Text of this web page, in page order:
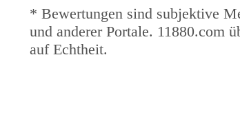
* Bewertungen sind subjektive
und anderer Portale. 11880.com
auf Echtheit.